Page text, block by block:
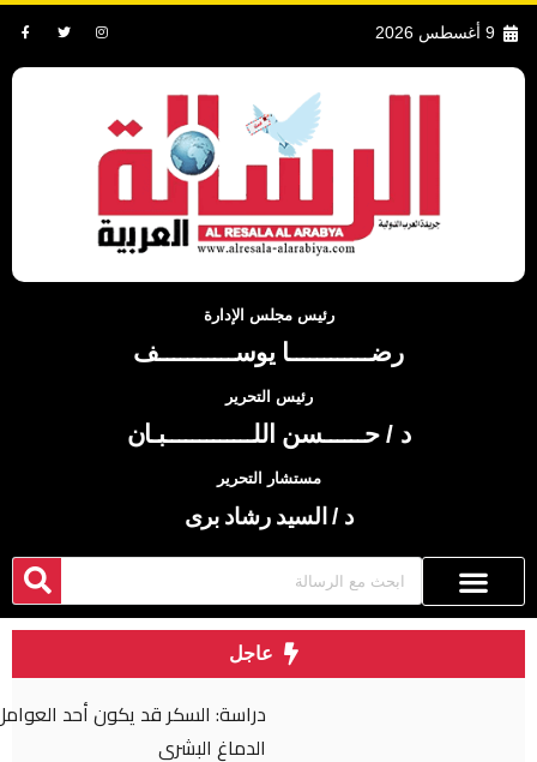
9 أغسطس 2026
رئيس مجلس الإدارة
رضــــــــــــا يوســـــــــــف
رئيس التحرير
د / حــــــسن اللـــــــــــــبـان
مستشار التحرير
د / السيد رشاد برى
عاجل
دراسة: السكر قد يكون أحد العوامل الرئيسية في تطور